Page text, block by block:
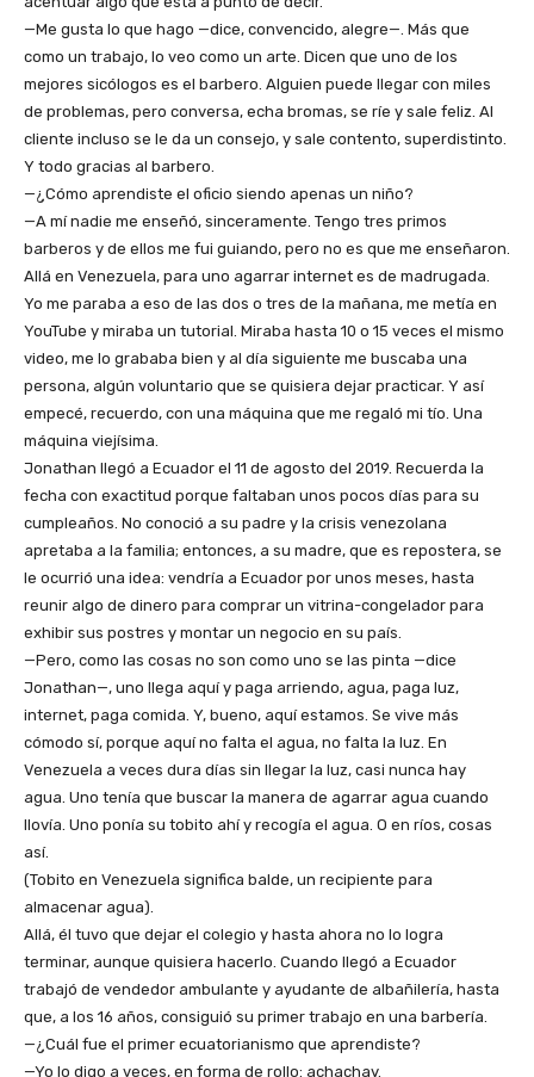
—Me gusta lo que hago —dice, convencido, alegre—. Más que
como un trabajo, lo veo como un arte. Dicen que uno de los
mejores sicólogos es el barbero. Alguien puede llegar con miles
de problemas, pero conversa, echa bromas, se ríe y sale feliz. Al
cliente incluso se le da un consejo, y sale contento, superdistinto.
Y todo gracias al barbero.
—¿Cómo aprendiste el oficio siendo apenas un niño?
—A mí nadie me enseñó, sinceramente. Tengo tres primos
barberos y de ellos me fui guiando, pero no es que me enseñaron.
Allá en Venezuela, para uno agarrar internet es de madrugada.
Yo me paraba a eso de las dos o tres de la mañana, me metía en
YouTube y miraba un tutorial. Miraba hasta 10 o 15 veces el mismo
video, me lo grababa bien y al día siguiente me buscaba una
persona, algún voluntario que se quisiera dejar practicar. Y así
empecé, recuerdo, con una máquina que me regaló mi tío. Una
máquina viejísima.
Jonathan llegó a Ecuador el 11 de agosto del 2019. Recuerda la
fecha con exactitud porque faltaban unos pocos días para su
cumpleaños. No conoció a su padre y la crisis venezolana
apretaba a la familia; entonces, a su madre, que es repostera, se
le ocurrió una idea: vendría a Ecuador por unos meses, hasta
reunir algo de dinero para comprar un vitrina-congelador para
exhibir sus postres y montar un negocio en su país.
—Pero, como las cosas no son como uno se las pinta —dice
Jonathan—, uno llega aquí y paga arriendo, agua, paga luz,
internet, paga comida. Y, bueno, aquí estamos. Se vive más
cómodo sí, porque aquí no falta el agua, no falta la luz. En
Venezuela a veces dura días sin llegar la luz, casi nunca hay
agua. Uno tenía que buscar la manera de agarrar agua cuando
llovía. Uno ponía su tobito ahí y recogía el agua. O en ríos, cosas
así.
(Tobito en Venezuela significa balde, un recipiente para
almacenar agua).
Allá, él tuvo que dejar el colegio y hasta ahora no lo logra
terminar, aunque quisiera hacerlo. Cuando llegó a Ecuador
trabajó de vendedor ambulante y ayudante de albañilería, hasta
que, a los 16 años, consiguió su primer trabajo en una barbería.
—¿Cuál fue el primer ecuatorianismo que aprendiste?
—Yo lo digo a veces, en forma de rollo: achachay.